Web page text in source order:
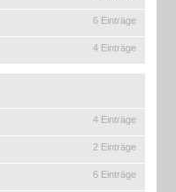
6 Einträge
4 Einträge
4 Einträge
2 Einträge
6 Einträge